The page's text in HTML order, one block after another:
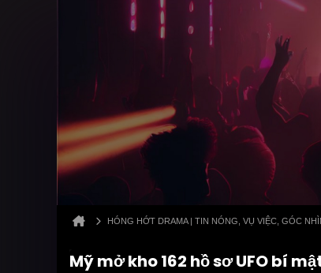
HÓNG HỚT DRAMA | TIN NÓNG, VỤ VIỆC, GÓC
Mỹ mở kho 162 hồ sơ UFO bí